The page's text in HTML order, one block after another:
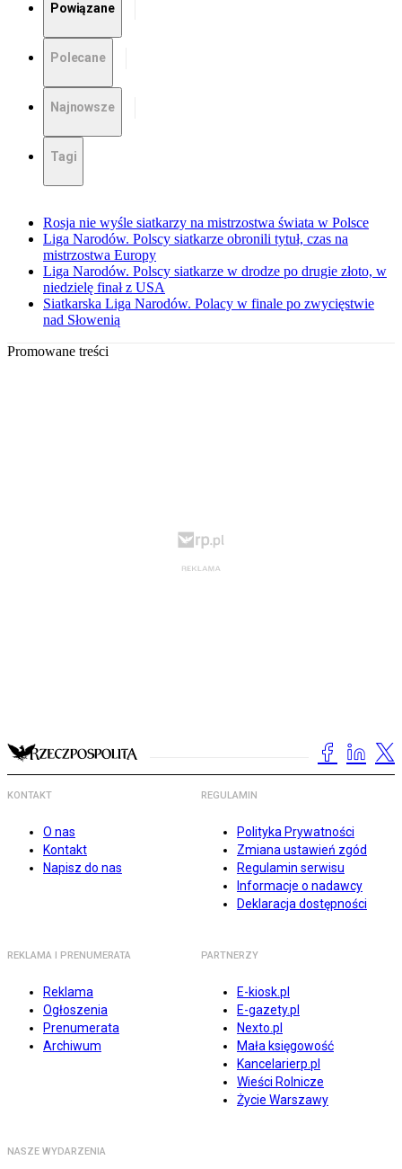
Powiązane
Polecane
Najnowsze
Tagi
Rosja nie wyśle siatkarzy na mistrzostwa świata w Polsce
Liga Narodów. Polscy siatkarze obronili tytuł, czas na
mistrzostwa Europy
Liga Narodów. Polscy siatkarze w drodze po drugie złoto, w
niedzielę finał z USA
Siatkarska Liga Narodów. Polacy w finale po zwycięstwie
nad Słowenią
Promowane treści
KONTAKT
O nas
Kontakt
Napisz do nas
REGULAMIN
Polityka Prywatności
Zmiana ustawień zgód
Regulamin serwisu
Informacje o nadawcy
Deklaracja dostępności
REKLAMA I PRENUMERATA
Reklama
Ogłoszenia
Prenumerata
Archiwum
PARTNERZY
E-kiosk.pl
E-gazety.pl
Nexto.pl
Mała księgowość
Kancelarierp.pl
Wieści Rolnicze
Życie Warszawy
NASZE WYDARZENIA